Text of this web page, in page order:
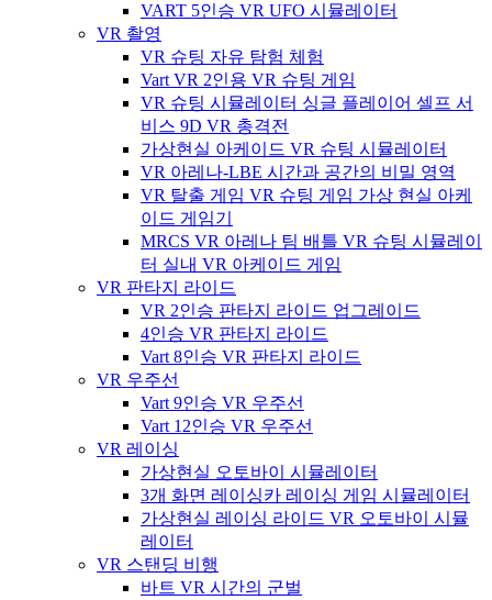
VART 5인승 VR UFO 시뮬레이터
VR 촬영
VR 슈팅 자유 탐험 체험
Vart VR 2인용 VR 슈팅 게임
VR 슈팅 시뮬레이터 싱글 플레이어 셀프 서
비스 9D VR 총격전
가상현실 아케이드 VR 슈팅 시뮬레이터
VR 아레나-LBE 시간과 공간의 비밀 영역
VR 탈출 게임 VR 슈팅 게임 가상 현실 아케
이드 게임기
MRCS VR 아레나 팀 배틀 VR 슈팅 시뮬레이
터 실내 VR 아케이드 게임
VR 판타지 라이드
VR 2인승 판타지 라이드 업그레이드
4인승 VR 판타지 라이드
Vart 8인승 VR 판타지 라이드
VR 우주선
Vart 9인승 VR 우주선
Vart 12인승 VR 우주선
VR 레이싱
가상현실 오토바이 시뮬레이터
3개 화면 레이싱카 레이싱 게임 시뮬레이터
가상현실 레이싱 라이드 VR 오토바이 시뮬
레이터
VR 스탠딩 비행
바트 VR 시간의 군벌